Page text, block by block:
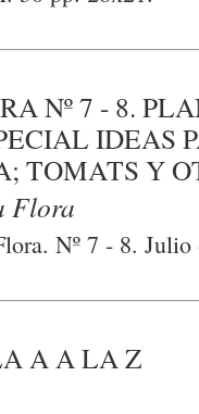
Nº 7 - 8.
IDEAS
TOMATS Y
Flora
Nº 7 - 8.
A A LA Z